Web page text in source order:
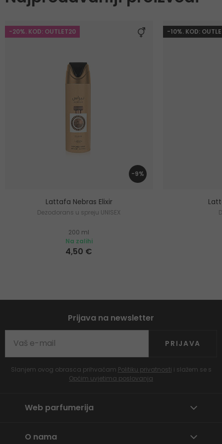
-20%. KOD: OUTLET20
-9%
Lattafa Nebras Elixir
Dezodorans u spreju UNISEX
200 ml
Na zalihi
4,50 €
-10%. KOD:
Prijava na newsletter
PRIJAVA
Slanjem ovog obrasca prihvaćam Politiku privatnosti i slažem se s
Općim uvjetima poslovanja
Web parfumerija
O nama